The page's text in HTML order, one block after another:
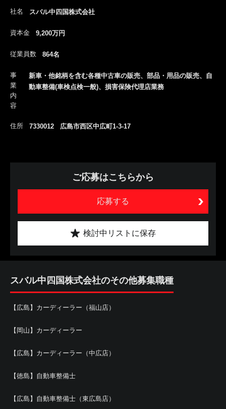
社名 スバル中四国株式会社
資本金 9,200万円
従業員数 864名
事
業
内
容
新車・他銘柄を含む各種中古車の販売、部品・用品の販売、自
動車整備(車検点検一般)、損害保険代理店業務
住所 7330012 広島市西区中広町1-3-17
ご応募はこちらから
応募する
検討中リストに保存
スバル中四国株式会社のその他募集職種
【広島】カーディーラー（福山店）
【岡山】カーディーラー
【広島】カーディーラー（中広店）
【徳島】自動車整備士
【広島】自動車整備士（東広島店）